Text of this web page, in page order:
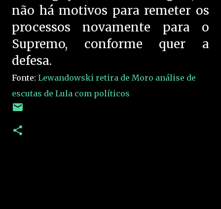
não há motivos para remeter os
processos novamente para o
Supremo, conforme quer a
defesa.
Fonte: Lewandowski retira de Moro análise de
escutas de Lula com políticos